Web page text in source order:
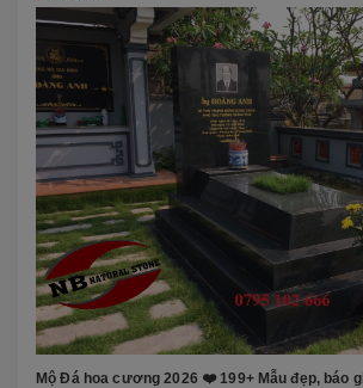
Mộ Đá hoa cương 2026 ❤️ 199+ Mẫu đẹp, báo